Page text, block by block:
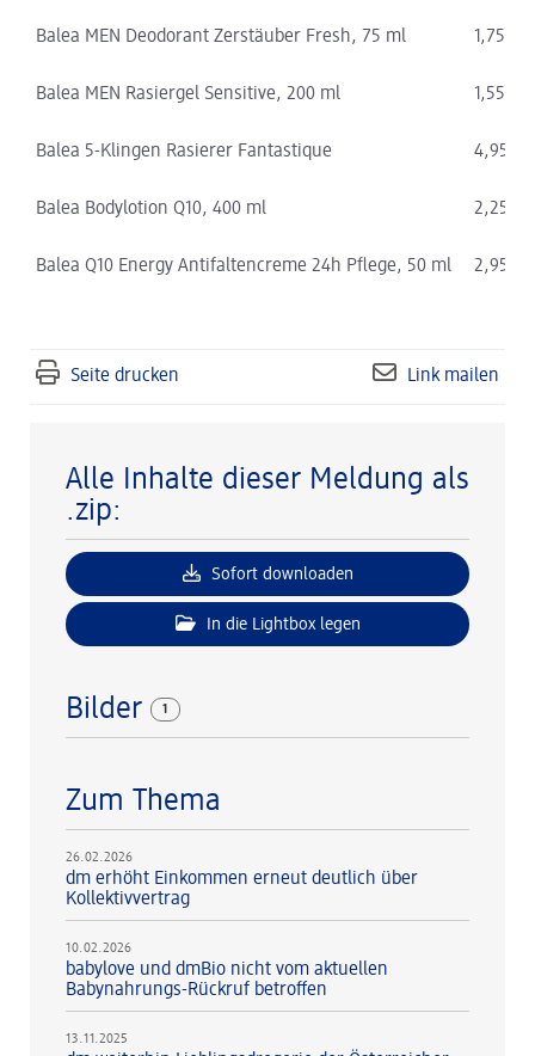
Balea MEN Deodorant Zerstäuber Fresh, 75 ml 1,75 €
Balea MEN Rasiergel Sensitive, 200 ml 1,55 €
Balea 5-Klingen Rasierer Fantastique 4,95 €
Balea Bodylotion Q10, 400 ml 2,25 €
Balea Q10 Energy Antifaltencreme 24h Pflege, 50 ml 2,95 €
Seite drucken Link mailen
Alle Inhalte dieser Meldung als
.zip:
Sofort downloaden
In die Lightbox legen
Bilder 1
Zum Thema
26.02.2026
dm erhöht Einkommen erneut deutlich über
Kollektivvertrag
10.02.2026
babylove und dmBio nicht vom aktuellen
Babynahrungs-Rückruf betroffen
13.11.2025